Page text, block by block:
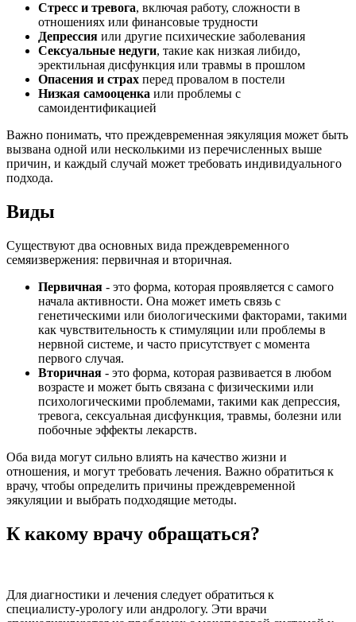
Стресс и тревога, включая работу, сложности в
отношениях или финансовые трудности
Депрессия или другие психические заболевания
Сексуальные недуги, такие как низкая либидо,
эректильная дисфункция или травмы в прошлом
Опасения и страх перед провалом в постели
Низкая самооценка или проблемы с
самоидентификацией
Важно понимать, что преждевременная эякуляция может быть
вызвана одной или несколькими из перечисленных выше
причин, и каждый случай может требовать индивидуального
подхода.
Виды
Существуют два основных вида преждевременного
семяизвержения: первичная и вторичная.
Первичная - это форма, которая проявляется с самого
начала активности. Она может иметь связь с
генетическими или биологическими факторами, такими
как чувствительность к стимуляции или проблемы в
нервной системе, и часто присутствует с момента
первого случая.
Вторичная - это форма, которая развивается в любом
возрасте и может быть связана с физическими или
психологическими проблемами, такими как депрессия,
тревога, сексуальная дисфункция, травмы, болезни или
побочные эффекты лекарств.
Оба вида могут сильно влиять на качество жизни и
отношения, и могут требовать лечения. Важно обратиться к
врачу, чтобы определить причины преждевременной
эякуляции и выбрать подходящие методы.
К какому врачу обращаться?
Для диагностики и лечения следует обратиться к
специалисту-урологу или андрологу. Эти врачи